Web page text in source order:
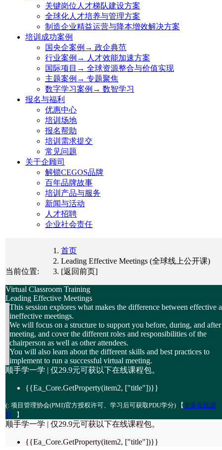
关键岗位人才梯队建设方案
全球化人才培养与管理方案
制造企业精益运营与降本增效解决方案
培训成功案例
国央企案例→ 政企典范
行业案例→ 人才效能加速方案
国际项目→ 全球资源整合与价值实现
主题案例→ 专题聚焦
数字学习案例→ 数智学习
报名与福利
优惠中心
培训场地
报名帮助
培训需求提交
常见问题
关于企顾司
解锁CEGOS品牌
百年品牌故事
培训产品与服务
新闻与活动
人才招聘
企业社会责任
当前位置:
首页
Leading Effective Meetings (全球线上公开课)
[返回前页]
Virtual Classroom Training
Leading Effective Meetings
This session explores what makes the difference between effective
ineffective meetings.
We will focus on a structure to support you before, during, and after
meeting, and cover the different roles and responsibilities of the
chairperson as well as other attendees.
You will also learn about the different skills and best practices to
implement to run a successful virtual meeting.
顺手学一学 | 仅29.9元可获以下在线课程包。
{{Ea_Core.GetProperty(item2, ["title"])}}
(: 项目管理协会(PMI)官方授权许可、学习后可获取PDU学分) 【更多在线课
程...】
顺手学一学 | 仅29.9元可获以下在线课程包。
{{Ea_Core.GetProperty(item2, ["title"])}}